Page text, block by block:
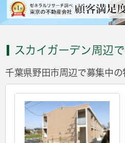
スカイガーデン周辺
千葉県野田市周辺で募集中の